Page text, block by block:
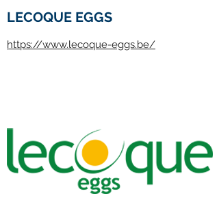
LECOQUE EGGS
https://www.lecoque-eggs.be/